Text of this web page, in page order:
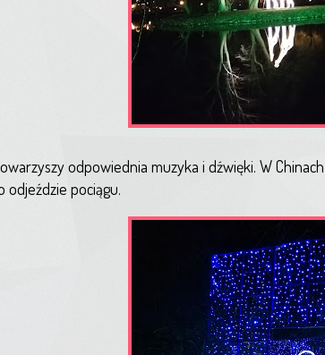
odpowiednia muzyka i dźwięki. W
odjeździe pociągu.